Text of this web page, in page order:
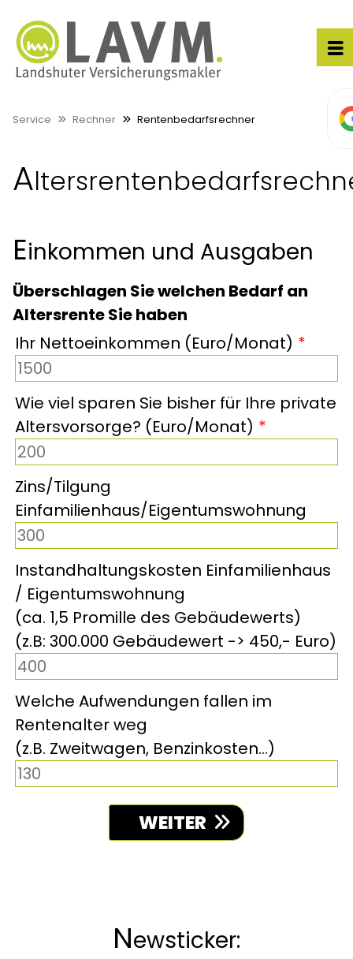
Service Rechner Rentenbedarfsrechner
A
Einkommen und Ausgaben
Überschlagen Sie welchen Bedarf an
Altersrente Sie haben
Ihr Nettoeinkommen (Euro/Monat)
Wie viel sparen Sie bisher für Ihre private
Altersvorsorge? (Euro/Monat)
Zins/Tilgung
Einfamilienhaus/Eigentumswohnung
Instandhaltungskosten Einfamilienhaus
/ Eigentumswohnung
(ca. 1,5 Promille des Gebäudewerts)
(z.B: 300.000 Gebäudewert -> 450,- Euro)
Welche Aufwendungen fallen im
Rentenalter weg
(z.B. Zweitwagen, Benzinkosten...)
WEITER
Newsticker: